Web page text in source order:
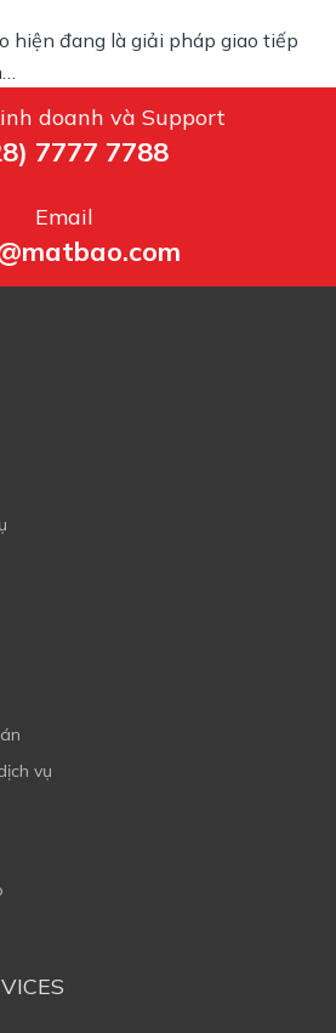
hiện đang là giải pháp giao tiếp
doanh và Support
7777 7788
Email
vụ